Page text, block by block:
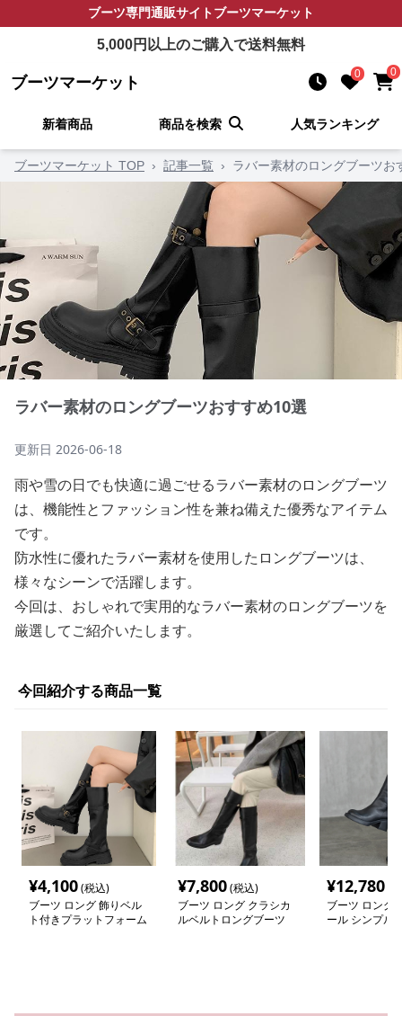
ブーツ専門通販サイトブーツマーケット
5,000円以上のご購入で送料無料
ブーツマーケット 0 0
新着商品 商品を検索 人気ランキング
ブーツマーケット TOP › 記事一覧 › ラバー素材のロングブーツお
ラバー素材のロングブーツおすすめ10選
更新日 2026-06-18
雨や雪の日でも快適に過ごせるラバー素材のロングブーツ
は、機能性とファッション性を兼ね備えた優秀なアイテム
です。
防水性に優れたラバー素材を使用したロングブーツは、
様々なシーンで活躍します。
今回は、おしゃれで実用的なラバー素材のロングブーツを
厳選してご紹介いたします。
今回紹介する商品一覧
¥4,100(税込)
ブーツ ロング 飾りベル
ト付きプラットフォーム
¥7,800(税込)
ブーツ ロング クラシカ
ルベルトロングブーツ
¥12,780
ブーツ ロング
ール シンプル